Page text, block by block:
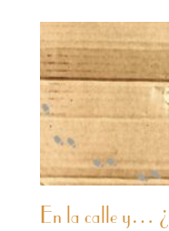
En la calle y…